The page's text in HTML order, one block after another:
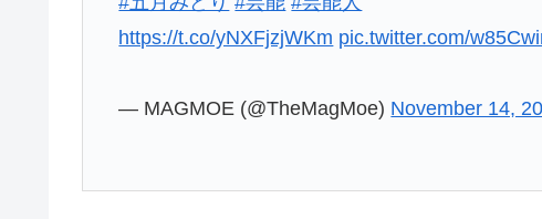
https://t.co/yNXFjzjWKm pic.twitter.com/
— MAGMOE (@TheMagMoe) November 14,